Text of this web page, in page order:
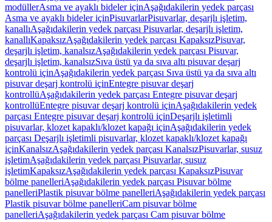
modüllerAsma ve ayaklı bideler içinAşağıdakilerin yedek parçası
Asma ve ayaklı bideler içinPisuvarlarPisuvarlar, deşarjlı işletim,
kanallıAşağıdakilerin yedek parçası Pisuvarlar, deşarjlı işletim,
kanallıKapaksızAşağıdakilerin yedek parçası KapaksızPisuvar,
deşarjlı işletim, kanalsızAşağıdakilerin yedek parçası Pisuvar,
deşarjlı işletim, kanalsızSıva üstü ya da sıva altı pisuvar deşarj
kontrolü içinAşağıdakilerin yedek parçası Sıva üstü ya da sıva altı
pisuvar deşarj kontrolü içinEntegre pisuvar deşarj
kontrollüAşağıdakilerin yedek parçası Entegre pisuvar deşarj
kontrollüEntegre pisuvar deşarj kontrolü içinAşağıdakilerin yedek
parçası Entegre pisuvar deşarj kontrolü içinDeşarjlı işletimli
pisuvarlar, klozet kapaklı/klozet kapağı içinAşağıdakilerin yedek
parçası Deşarjlı işletimli pisuvarlar, klozet kapaklı/klozet kapağı
içinKanalsızAşağıdakilerin yedek parçası KanalsızPisuvarlar, susuz
işletimAşağıdakilerin yedek parçası Pisuvarlar, susuz
işletimKapaksızAşağıdakilerin yedek parçası KapaksızPisuvar
bölme panelleriAşağıdakilerin yedek parçası Pisuvar bölme
panelleriPlastik pisuvar bölme panelleriAşağıdakilerin yedek parçası
Plastik pisuvar bölme panelleriCam pisuvar bölme
panelleriAşağıdakilerin yedek parçası Cam pisuvar bölme